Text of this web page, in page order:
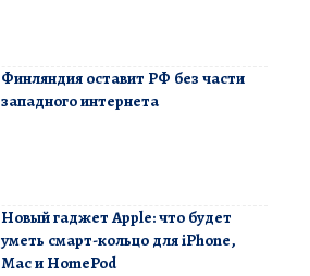
Финляндия оставит РФ без части
западного интернета
Новый гаджет Apple: что будет
уметь смарт-кольцо для iPhone,
Mac и HomePod